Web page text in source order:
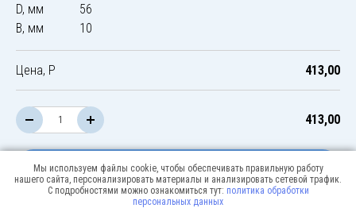
D, мм
56
B, мм
10
Цена, Р 413,00
413,00
В корзину
Мы используем файлы cookie, чтобы обеспечивать правильную работу
нашего сайта, персонализировать материалы и анализировать сетевой трафик.
С подробностями можно ознакомиться тут: политика обработки
персональных данных